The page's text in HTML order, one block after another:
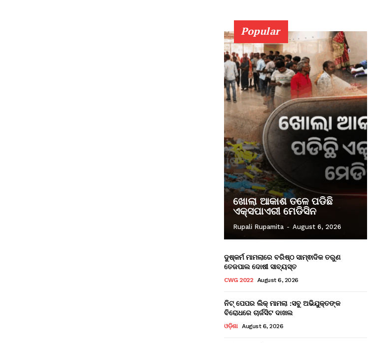
Popular
ଖୋଲା ଆକାଶ ତଳେ ପଡିଛି
ଏକ୍ସପାଏରୀ ମେଡିସିନ
Rupali Rupamita - August 6, 2026
ଦୁଷ୍କର୍ମ ମାମଲାରେ ବରିଷ୍ଠ ସାମ୍ଵାଦିକ ତରୁଣ
ତେଜପାଲ ଦୋଷୀ ସାବ୍ୟସ୍ତ
CWG 2022 August 6, 2026
ନିଟ୍ ପେପର ଲିକ୍ ମାମଲା :ସବୁ ଅଭିଯୁକ୍ତଙ୍କ
ବିରୋଧରେ ଚାର୍ଜସିଟ ଦାଖଲ
ଓଡ଼ିଶା August 6, 2026